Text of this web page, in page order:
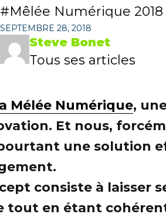
Mêlée Numérique 2018
SEPTEMBRE 28, 2018
Steve Bonet
Tous ses articles
Mélée Numérique,
Et nous,
une solution
consiste à laisser
tout en étant